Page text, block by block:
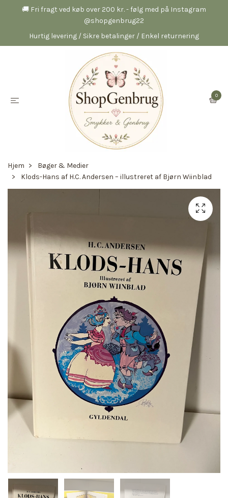
🚚 Fri fragt ved køb over 200 kr. - følg med på Instagram
@shopgenbrug22
Hurtig levering / Sikre betalinger / Enkel returnering
0
Hjem
Bøger & Medier
Klods-Hans af H.C. Andersen – illustreret af Bjørn Wiinblad